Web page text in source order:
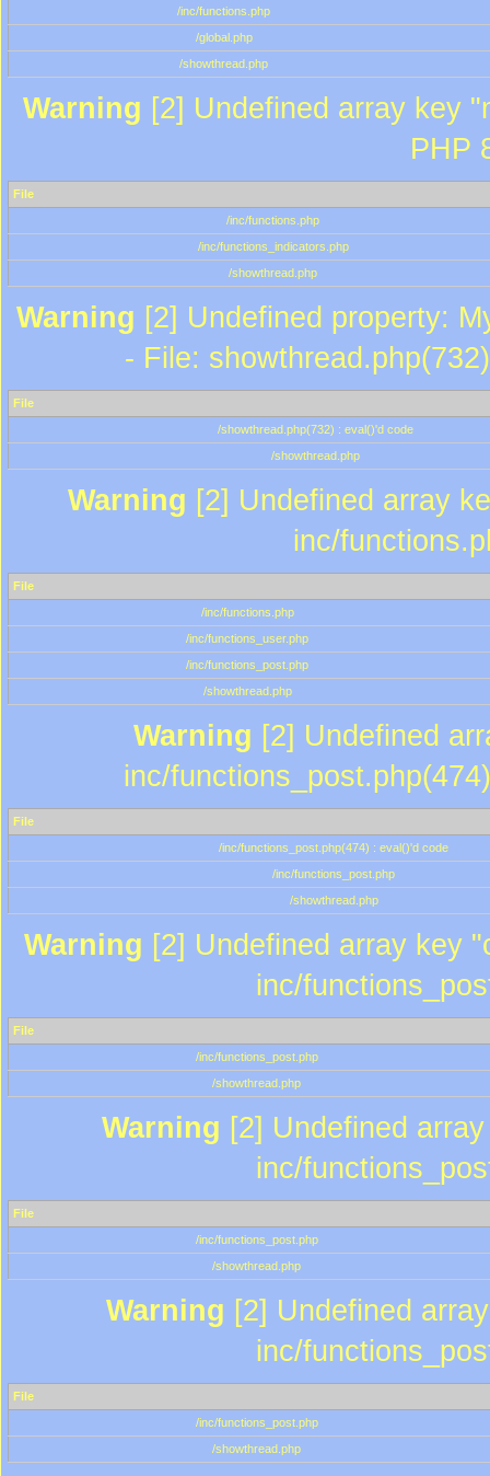
/inc/functions.php
/global.php
/showthread.php
Warning [2] Undefined array key
PHP
File
/inc/functions.php
/inc/functions_indicators.php
/showthread.php
Warning [2] Undefined property:
- File:
File
/showthread.php(732) : eval()'d code
/showthread.php
Warning [2] Undefined array
inc/
File
/inc/functions.php
/inc/functions_user.php
/inc/functions_post.php
/showthread.php
Warning [2] Undefined
inc/
File
/inc/functions_post.php(474) : eval()'d code
/inc/functions_post.php
/showthread.php
Warning [2] Undefined array key
inc/
File
/inc/functions_post.php
/showthread.php
Warning [2] Undefined
inc/
File
/inc/functions_post.php
/showthread.php
Warning [2] Undefined
inc/
File
/inc/functions_post.php
/showthread.php